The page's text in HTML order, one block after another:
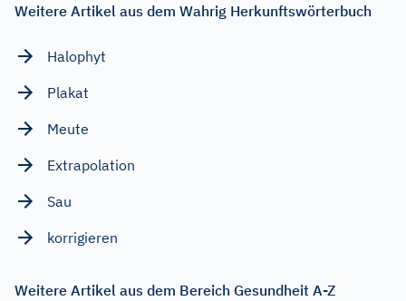
Weitere Artikel aus dem Wahrig Herkunftswörterbuch
Halophyt
Plakat
Meute
Extrapolation
Sau
korrigieren
Weitere Artikel aus dem Bereich Gesundheit A-Z